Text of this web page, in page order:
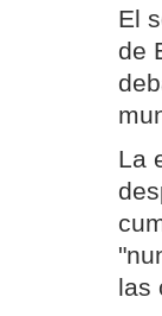
El
de
La
las